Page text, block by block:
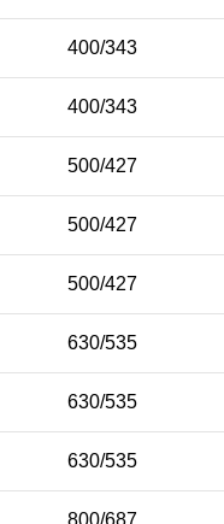
400/343
400/343
500/427
500/427
500/427
630/535
630/535
630/535
800/687